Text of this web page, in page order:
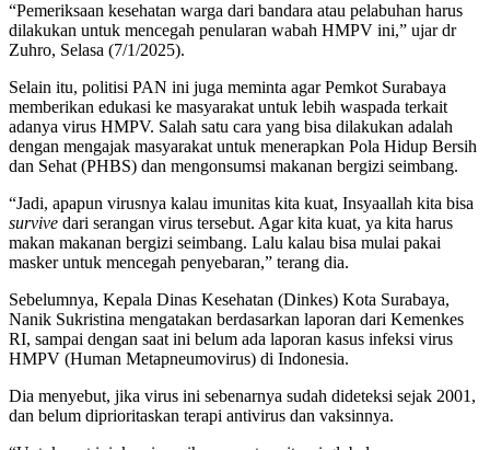
“Pemeriksaan kesehatan warga dari bandara atau pelabuhan harus
dilakukan untuk mencegah penularan wabah HMPV ini,” ujar dr
Zuhro, Selasa (7/1/2025).
Selain itu, politisi PAN ini juga meminta agar Pemkot Surabaya
memberikan edukasi ke masyarakat untuk lebih waspada terkait
adanya virus HMPV. Salah satu cara yang bisa dilakukan adalah
dengan mengajak masyarakat untuk menerapkan Pola Hidup Bersih
dan Sehat (PHBS) dan mengonsumsi makanan bergizi seimbang.
“Jadi, apapun virusnya kalau imunitas kita kuat, Insyaallah kita bisa
survive dari serangan virus tersebut. Agar kita kuat, ya kita harus
makan makanan bergizi seimbang. Lalu kalau bisa mulai pakai
masker untuk mencegah penyebaran,” terang dia.
Sebelumnya, Kepala Dinas Kesehatan (Dinkes) Kota Surabaya,
Nanik Sukristina mengatakan berdasarkan laporan dari Kemenkes
RI, sampai dengan saat ini belum ada laporan kasus infeksi virus
HMPV (Human Metapneumovirus) di Indonesia.
Dia menyebut, jika virus ini sebenarnya sudah dideteksi sejak 2001,
dan belum diprioritaskan terapi antivirus dan vaksinnya.